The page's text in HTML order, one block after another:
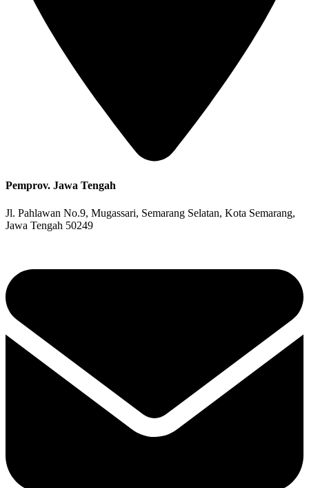
Pemprov. Jawa Tengah
Jl. Pahlawan No.9, Mugassari, Semarang Selatan, Kota Semarang,
Jawa Tengah 50249